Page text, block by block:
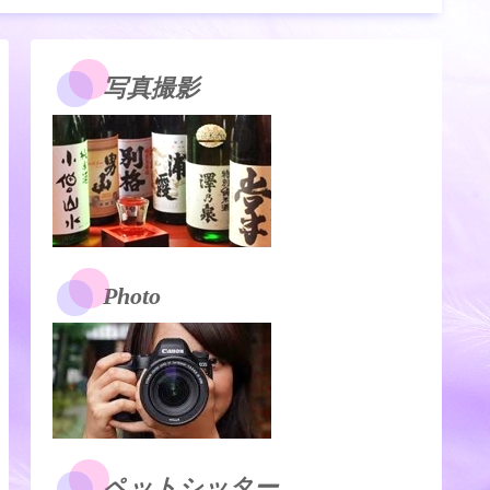
写真撮影
Photo